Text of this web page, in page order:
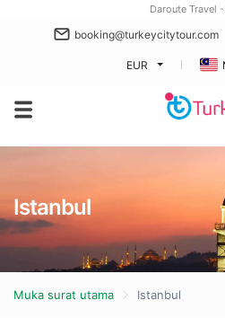
Daroute Travel
booking@turkeycitytour.com
EUR
Istanbul
Muka surat utama Istanbul